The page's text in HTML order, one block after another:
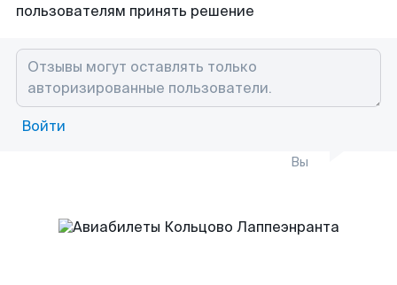
пользователям принять решение
Войти
Вы